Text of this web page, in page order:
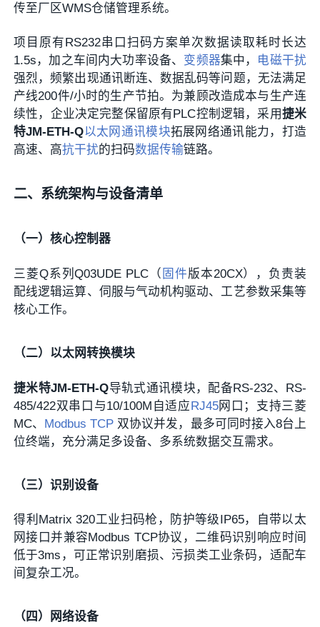
传至厂区WMS仓储管理系统。
项目原有RS232串口扫码方案单次数据读取耗时长达
1.5s，加之车间内大功率设备、 变频器集中， 电磁干扰
强烈，频繁出现通讯断连、数据乱码等问题，无法满足
产线200件/小时的生产节拍。为兼顾改造成本与生产连
续性，企业决定完整保留原有PLC控制逻辑，采用捷米
特JM-ETH-Q以太网 通讯模块拓展网络通讯能力，打造
高速、高抗干扰的扫码数据传输链路。
二、系统架构与设备清单
（一）核心控制器
三菱Q系列Q03UDE PLC（ 固件版本20CX），负责装
配线逻辑运算、伺服与气动机构驱动、工艺参数采集等
核心工作。
（二）以太网转换模块
捷米特JM-ETH-Q导轨式通讯模块，配备RS-232、RS-
485/422双串口与10/100M自适应RJ45网口；支持三菱
MC、 Modbus TCP 双协议并发，最多可同时接入8台上
位终端，充分满足多设备、多系统数据交互需求。
（三）识别设备
得利Matrix 320工业扫码枪，防护等级IP65，自带以太
网接口并兼容Modbus TCP协议，二维码识别响应时间
低于3ms，可正常识别磨损、污损类工业条码，适配车
间复杂工况。
（四）网络设备